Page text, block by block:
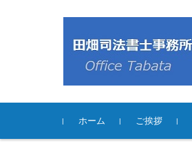
コンテンツに移動
ホーム
ご挨拶